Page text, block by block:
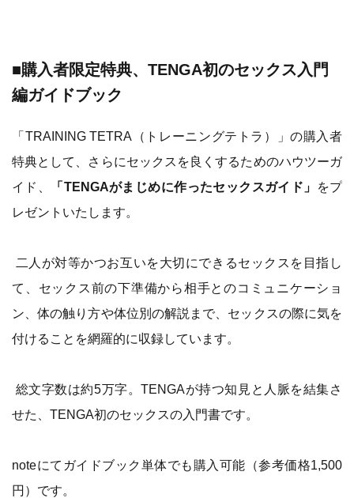
■購入者限定特典、TENGA初のセックス入門
編ガイドブック
「TRAINING TETRA（トレーニングテトラ）」の購入者
特典として、さらにセックスを良くするためのハウツーガ
イド、
「TENGAがまじめに作ったセックスガイド」
をプ
レゼントいたします。
二人が対等かつお互いを大切にできるセックスを目指し
て、セックス前の下準備から相手とのコミュニケーショ
ン、体の触り方や体位別の解説まで、セックスの際に気を
付けることを網羅的に収録しています。
総文字数は約5万字。TENGAが持つ知見と人脈を結集さ
せた、TENGA初のセックスの入門書です。
noteにてガイドブック単体でも購入可能（参考価格1,500
円）です。